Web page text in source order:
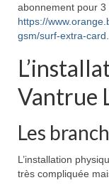
abonnement pour
https://
gsm/surf-extra-card
Vantrue
Les
L’installation
très compliquée